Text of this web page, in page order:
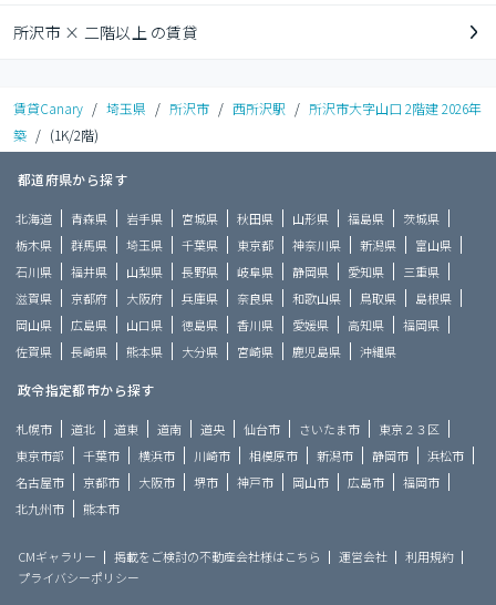
所沢市 × 二階以上 の賃貸
賃貸Canary / 埼玉県 / 所沢市 / 西所沢駅 / 所沢市大字山口 2階建 2026年
築 / (1K/2階)
都道府県から探す
北海道 青森県 岩手県 宮城県 秋田県 山形県 福島県
茨城県
栃木県
群馬県 埼玉県 千葉県 東京都 神奈川県 新潟県
富山県
石川県
福井県 山梨県 長野県 岐阜県 静岡県 愛知県
三重県
滋賀県
京都府 大阪府 兵庫県 奈良県 和歌山県 鳥取県
島根県
岡山県
広島県 山口県 徳島県 香川県 愛媛県 高知県
福岡県
佐賀県
長崎県 熊本県 大分県 宮崎県 鹿児島県 沖縄県
政令指定都市から探す
札幌市 道北 道東 道南 道央 仙台市 さいたま市
東京２３区
東京市部
千葉市 横浜市 川崎市 相模原市 新潟市 静岡市
浜松市
名古屋市
京都市 大阪市 堺市 神戸市 岡山市 広島市
福岡市
北九州市
熊本市
CMギャラリー 掲載をご検討の不動産会社様はこちら 運営会社
利用規約
プライバシーポリシー